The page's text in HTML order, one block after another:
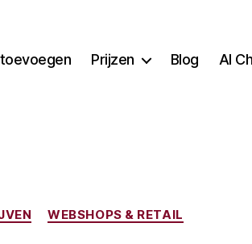
Prijzen Blog AI
Categorieën
WEBSHOPS & RETAIL